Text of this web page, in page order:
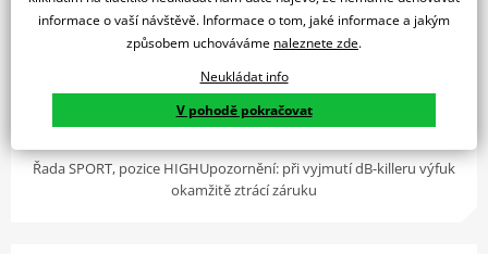
Do košíku
Porovnat
Řada SPORT, pozice HIGHUpozornění: při vyjmutí dB-killeru výfuk
okamžitě ztrácí záruku
informace o vaší návštěvě. Informace o tom, jaké informace a jakým
způsobem uchováváme naleznete zde.
Neukládat info
V pohodě pokračovat